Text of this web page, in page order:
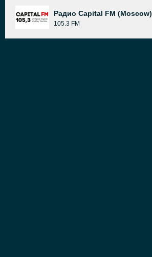
Радио Capital FM (Moscow)
105.3 FM